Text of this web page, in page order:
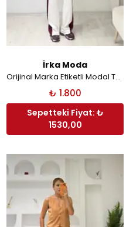
İrka Moda
Orijinal Marka Etiketli Modal Takım - Beyaz
₺ 1.800
Sepetteki Fiyat: ₺
1530,00